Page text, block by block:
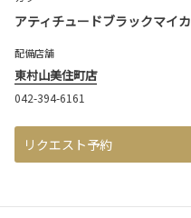
アティチュードブラックマイカ
配備店舗
東村山美住町店
042-394-6161
リクエスト予約